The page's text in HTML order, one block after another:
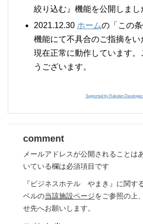
絞り込む』機能を公開しまし
2021.12.30 ホームの「この条
機能にて不具合のご指摘をい
現在正常に動作しています。
うございます。
Supported by Rakuten
comment
メールアドレスが公開されることは
いている欄は必須項目です
『ビジネスホテル やまき』に関す
ベルの当該施設ページをご参照の上
せ先へお願いします。